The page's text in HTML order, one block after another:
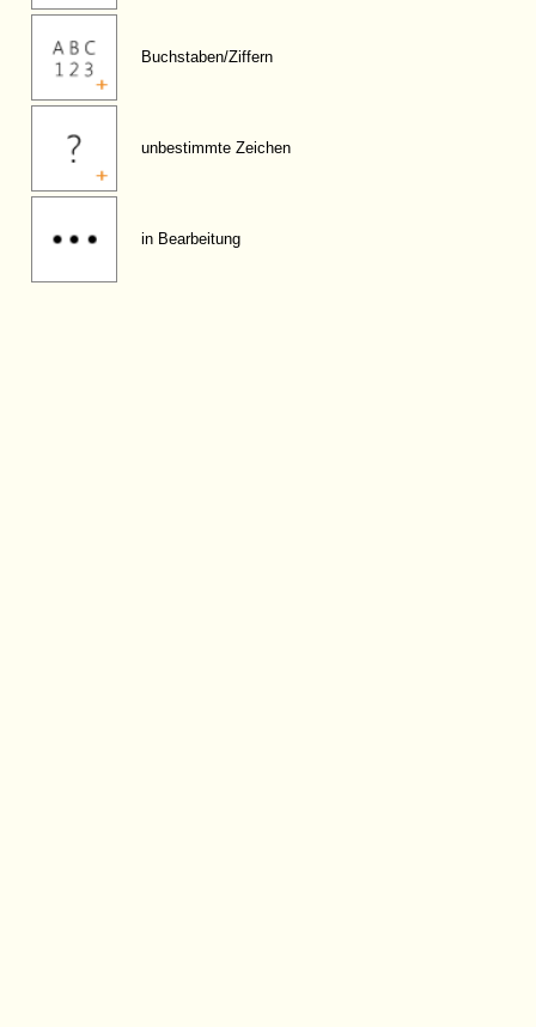
Buchstaben/Ziffern
unbestimmte Zeichen
in Bearbeitung